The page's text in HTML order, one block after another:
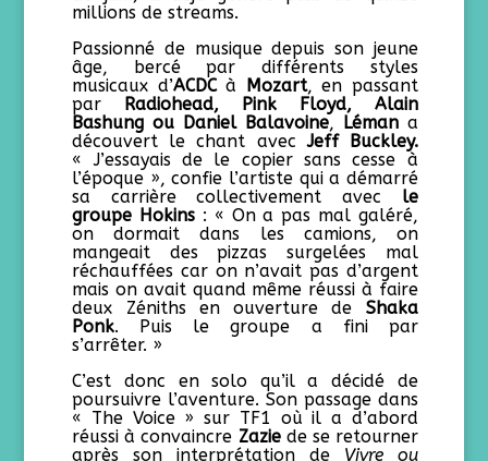
millions de streams.
Passionné de musique depuis son jeune
âge, bercé par différents styles
musicaux d’ACDCà Mozart, en passant
par Radiohead, Pink Floyd, Alain
Bashung ou Daniel Balavoine, Lémana
découvert le chant avecJeff Buckley.
« J’essayais de le copier sans cesse à
l’époque », confie l’artiste qui a démarré
sa carrière collectivement avec le
groupe Hokins : « On a pas mal galéré,
on dormait dans les camions, on
mangeait des pizzas surgelées mal
réchauffées car on n’avait pas d’argent
mais on avait quand même réussi à faire
deux Zéniths en ouverture de Shaka
Ponk. Puis le groupe a fini par
s’arrêter. »
C’est donc en solo qu’il a décidé de
poursuivre l’aventure. Son passage dans
« The Voice » sur TF1 où il a d’abord
réussi à convaincre Zaziede se retourner
après son interprétation de Vivre ou